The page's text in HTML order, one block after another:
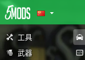
工具
武器